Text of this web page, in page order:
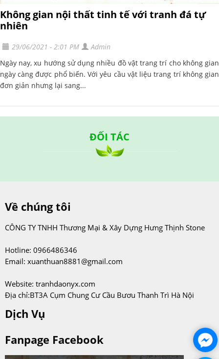
Không gian nội thất tinh tế với tranh đá tự
nhiên
29/06/2021 - 2:01 PM
Admin
Ngày nay, xu hướng sử dụng nhiều đồ vật trang trí cho không gian
ngày càng được phổ biến. Với yêu cầu vật liệu trang trí không gian
đơn giản nhưng lại sang...
ĐỐI TÁC
Về chúng tôi
CÔNG TY TNHH Thương Mại & Xây Dựng Hưng Thịnh Stone
Hotline: 0966486346
Email: xuanthuan8881@gmail.com
Website: tranhdaonyx.com
Địa chỉ:BT3A Cụm Chung Cư Cầu Bươu Thanh Trì Hà Nội
Dịch Vụ
Fanpage Facebook